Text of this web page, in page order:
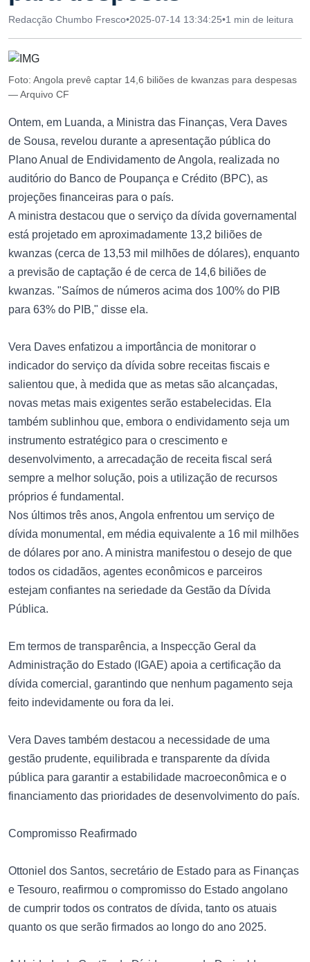
Redacção Chumbo Fresco•2025-07-14 13:34:25•1 min de leitura
Foto: Angola prevê captar 14,6 biliões de kwanzas para despesas
— Arquivo CF
Ontem, em Luanda, a Ministra das Finanças, Vera Daves
de Sousa, revelou durante a apresentação pública do
Plano Anual de Endividamento de Angola, realizada no
auditório do Banco de Poupança e Crédito (BPC), as
projeções financeiras para o país.
A ministra destacou que o serviço da dívida governamental
está projetado em aproximadamente 13,2 biliões de
kwanzas (cerca de 13,53 mil milhões de dólares), enquanto
a previsão de captação é de cerca de 14,6 biliões de
kwanzas. "Saímos de números acima dos 100% do PIB
para 63% do PIB," disse ela.
Vera Daves enfatizou a importância de monitorar o
indicador do serviço da dívida sobre receitas fiscais e
salientou que, à medida que as metas são alcançadas,
novas metas mais exigentes serão estabelecidas. Ela
também sublinhou que, embora o endividamento seja um
instrumento estratégico para o crescimento e
desenvolvimento, a arrecadação de receita fiscal será
sempre a melhor solução, pois a utilização de recursos
próprios é fundamental.
Nos últimos três anos, Angola enfrentou um serviço de
dívida monumental, em média equivalente a 16 mil milhões
de dólares por ano. A ministra manifestou o desejo de que
todos os cidadãos, agentes econômicos e parceiros
estejam confiantes na seriedade da Gestão da Dívida
Pública.
Em termos de transparência, a Inspecção Geral da
Administração do Estado (IGAE) apoia a certificação da
dívida comercial, garantindo que nenhum pagamento seja
feito indevidamente ou fora da lei.
Vera Daves também destacou a necessidade de uma
gestão prudente, equilibrada e transparente da dívida
pública para garantir a estabilidade macroeconômica e o
financiamento das prioridades de desenvolvimento do país.
Compromisso Reafirmado
Ottoniel dos Santos, secretário de Estado para as Finanças
e Tesouro, reafirmou o compromisso do Estado angolano
de cumprir todos os contratos de dívida, tanto os atuais
quanto os que serão firmados ao longo do ano 2025.